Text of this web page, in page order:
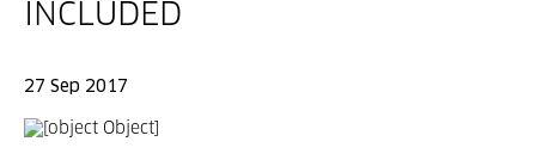
INCLUDED
27 Sep 2017